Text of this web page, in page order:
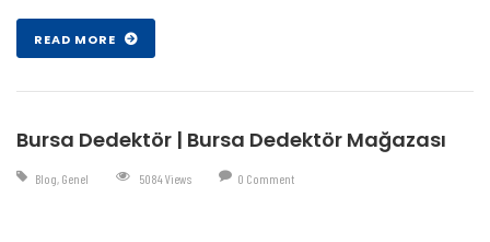
READ MORE
Bursa Dedektör | Bursa Dedektör Mağazası
Blog, Genel 5084 Views 0 Comment